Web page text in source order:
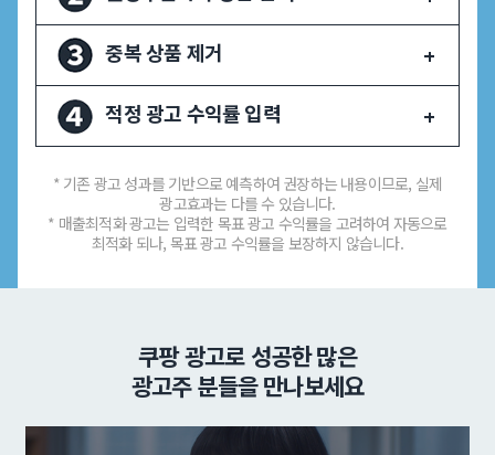
중복 상품 제거
적정 광고 수익률 입력
* 기존 광고 성과를 기반으로 예측하여 권장하는 내용이므로, 실제
광고효과는 다를 수 있습니다.
* 매출최적화 광고는 입력한 목표 광고 수익률을 고려하여 자동으로
최적화 되나, 목표 광고 수익률을 보장하지 않습니다.
쿠팡 광고로 성공한 많은
광고주 분들을 만나보세요